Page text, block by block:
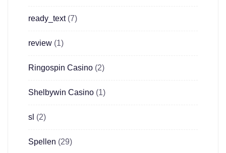
ready_text(7)
review (1)
Ringospin Casino (2)
Shelbywin Casino (1)
sl (2)
Spellen (29)